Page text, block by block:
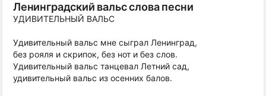
Ленинградский вальс слова песни
УДИВИТЕЛЬНЫЙ ВАЛЬС
Удивительный вальс мне сыграл Ленинград,
без рояля и скрипок, без нот и без слов.
Удивительный вальс танцевал Летний сад,
удивительный вальс из осенних балов.